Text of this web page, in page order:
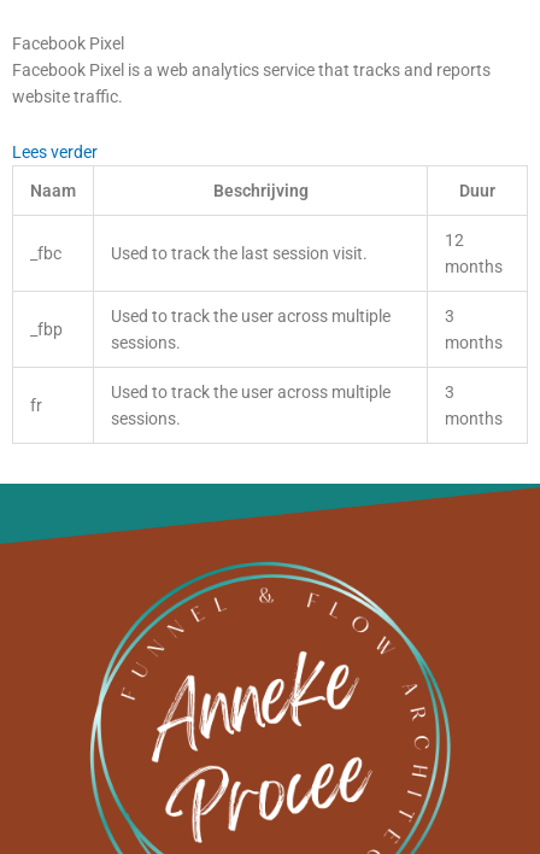
Facebook Pixel
Facebook Pixel is a web analytics service that tracks and reports
website traffic.
Lees verder
Naam
Beschrijving Duur
_fbc Used to track the last session visit.
12
months
_fbp
Used to track the user across multiple
sessions.
3
months
fr
Used to track the user across multiple
sessions.
3
months